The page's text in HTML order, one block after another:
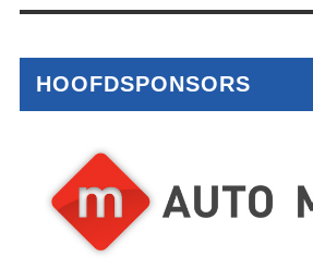
HOOFDSPONSORS